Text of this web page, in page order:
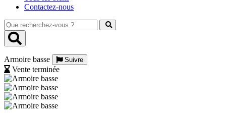
Contactez-nous
Que
recherchez-
vous
Armoire basse
Suivre
Vente terminée